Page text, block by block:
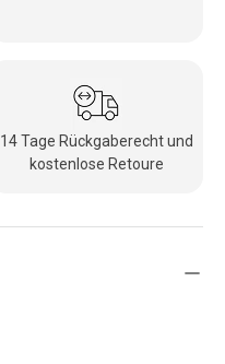
14 Tage Rückgaberecht und
kostenlose Retoure